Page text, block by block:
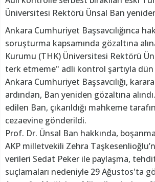
Üniversitesi Rektörü Ünsal Ban
Ankara Cumhuriyet Başsavcılığınca
soruşturma kapsamında gözaltına
Kurumu (THK) Üniversitesi Rektörü
terk etmeme" adli kontrol şartıyla dün
Ankara Cumhuriyet Başsavcılığı,
ardından, Ban yeniden gözaltına
edilen Ban, çıkarıldığı mahkeme
cezaevine gönderildi.
Prof. Dr. Ünsal Ban hakkında,
AKP milletvekili Zehra
verileri Sedat Peker ile paylaşma,
suçlamaları nedeniyle 29 Ağustos'ta